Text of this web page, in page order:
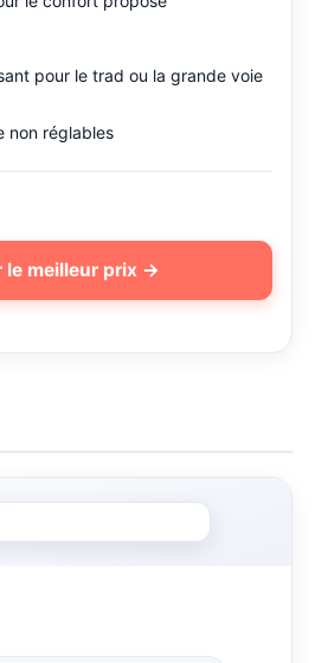
pour le trad ou la grande voie
non réglables
le meilleur prix →